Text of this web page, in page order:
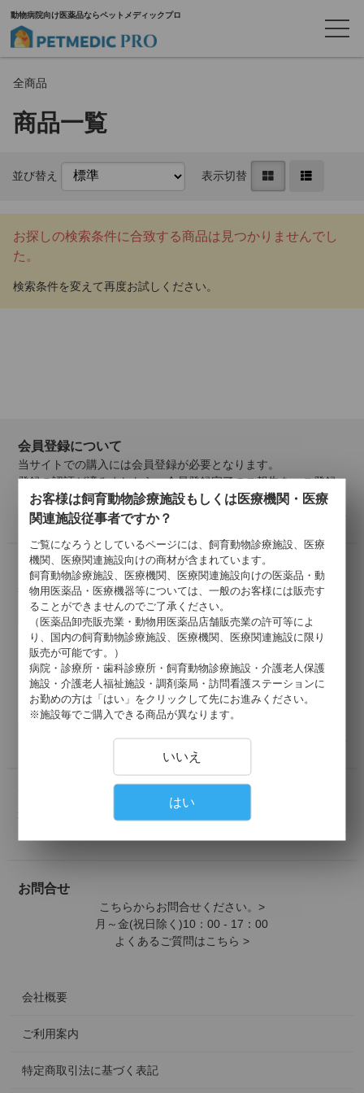
動物病院向け医薬品ならペットメディックプロ
全商品
商品一覧
並び替え 表示切替
お探しの検索条件に合致する商品は見つかりませんでし
た。
会員登録について
当サイトでの購入には会員登録が必要となります。
登録の認証が済みましたら、会員登録完了のご報告を、ご登録
メールアドレス宛にご連絡いたします。
詳しくはこちら >
お支払いについて
掛け払い・クレジットカード・代引きがご利用いただけます。
以下のクレジットカードがご利用可能です。
地域別の送料は下記よりご確認ください。
詳しくはこちら >
お問合せ
こちらからお問合せください。>
月～金(祝日除く)10：00 - 17：00
よくあるご質問はこちら >
会社概要
ご利用案内
特定商取引法に基づく表記
お客様は飼育動物診療施設もしくは医療機関・医療
関連施設従事者ですか？
ご覧になろうとしているページには、飼育動物診療施設、医療
機関、医療関連施設向けの商材が含まれています。
飼育動物診療施設、医療機関、医療関連施設向けの医薬品・動
物用医薬品・医療機器等については、一般のお客様には販売す
ることができませんのでご了承ください。
（医薬品卸売販売業・動物用医薬品店舗販売業の許可等によ
り、国内の飼育動物診療施設、医療機関、医療関連施設に限り
販売が可能です。）
病院・診療所・歯科診療所・飼育動物診療施設・介護老人保護
施設・介護老人福祉施設・調剤薬局・訪問看護ステーションに
お勤めの方は「はい」をクリックして先にお進みください。
※施設毎でご購入できる商品が異なります。
いいえ
はい